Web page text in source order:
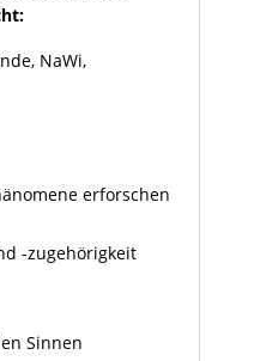
NaWi,
erforschen
-zugehörigkeit
Sinnen